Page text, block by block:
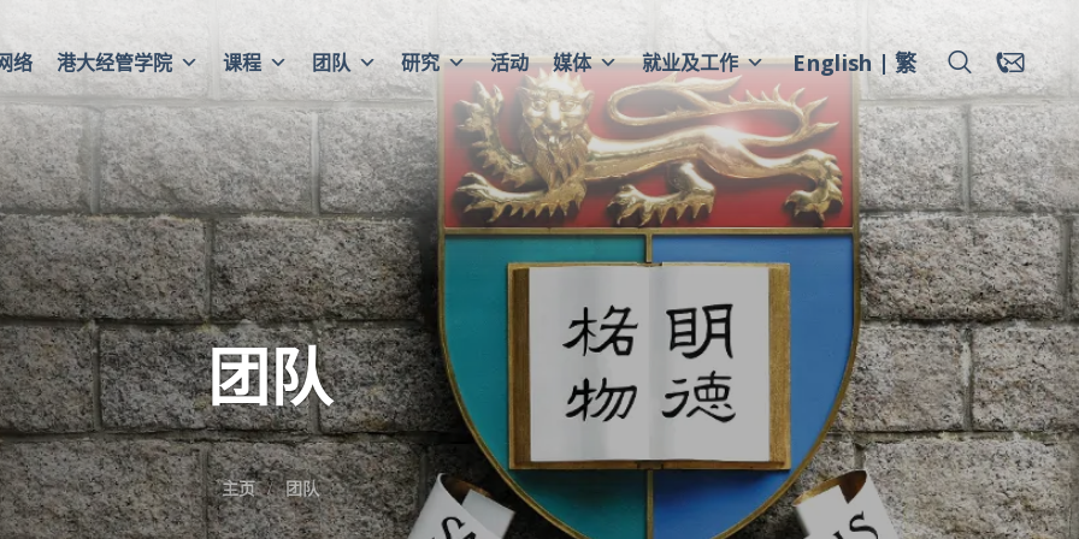
络 港大经管学院 课程 团队 研究 活动 媒体 就业及工作 English 繁
团队
主页 团队